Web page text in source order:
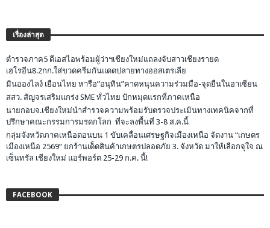
เรื่องล่าสุด
ตำรวจภาค5 ดีเอสไอพร้อมผู้ว่าฯเชียงใหม่แถลงจับสาวเชียงรายด
เฮโรอีน8.2กก.ใส่ขวดครีมกันแดดปลายทางออสเตรเลีย
มินอองไลง์ เยือนไทย หารือ”อนุทิน”คาดหนุนความร่วมมือ-จุดยืนในอาเซียน
สสว. สัญจรเสริมแกร่ง SME ทั่วไทย ปักหมุดแรกที่ภาคเหนือ
นายกอบจ.เชียงใหม่นำสำรวจความพร้อมรับตรวจประเมินทางเทคนิคจากที่
ปรึกษาคณะกรรมการมรดกโลก ที่จะลงพื้นที่ 3-8 ส.ค.นี้
กลุ่มจังหวัดภาคเหนือตอนบน 1 ขับเคลื่อนเศรษฐกิจเมืองเหนือ จัดงาน “เกษตร
เมืองเหนือ 2569” ยกร้านเด็ดสินค้าเกษตรปลอดภัย 3. จังหวัด มาให้เลือกจุใจ ณ
เซ็นทรัล เชียงใหม่ แอร์พอร์ต 25-29 ก.ค. นี้!
FACEBOOK